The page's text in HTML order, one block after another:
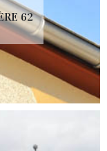
62